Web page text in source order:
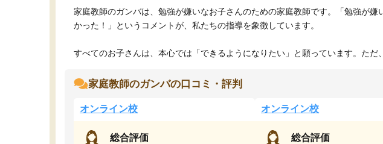
家庭教師のガンバは、勉強が嫌いなお子さんのための家庭教師です。「勉強が
かった！」というコメントが、私たちの指導を象徴しています。
すべてのお子さんは、本心では「できるようになりたい」と願っています。ただ、
家庭教師のガンバの口コミ・評判
オンライン校
総合評価
オンライン校
総合評価